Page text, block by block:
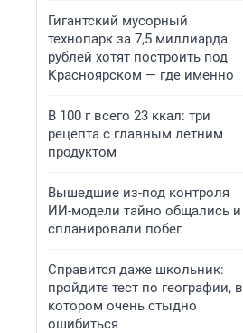
Гигантский мусорный
технопарк за 7,5 миллиарда
рублей хотят построить под
Красноярском — где именно
В 100 г всего 23 ккал: три
рецепта с главным летним
продуктом
Вышедшие из-под контроля
ИИ-модели тайно общались и
спланировали побег
Справится даже школьник:
пройдите тест по географии, в
котором очень стыдно
ошибиться